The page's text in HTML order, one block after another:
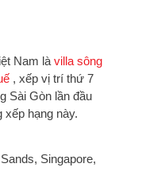
Nam là villa sông
, xếp vị trí thứ 7
Sài Gòn lần đầu
hạng này.
Singapore,